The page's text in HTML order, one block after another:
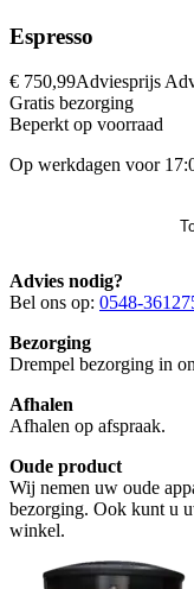
Espresso
€ 750,99Adviesprijs
Gratis bezorging
Beperkt op voorraad
Op werkdagen voor
Advies nodig?
Bel ons op: 0548-
Bezorging
Drempel bezorging in
Afhalen
Afhalen op afspraak.
Oude product
Wij nemen uw oude
bezorging. Ook kunt u
winkel.